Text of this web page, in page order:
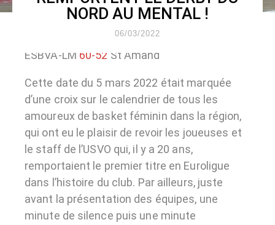
NORD AU MENTAL !
06/03/2022
ESBVA-LM 60-52 St Amand
Cette date du 5 mars 2022 était marquée
d’une croix sur le calendrier de tous les
amoureux de basket féminin dans la région,
qui ont eu le plaisir de revoir les joueuses et
le staff de l’USVO qui, il y a 20 ans,
remportaient le premier titre en Euroligue
dans l’histoire du club. Par ailleurs, juste
avant la présentation des équipes, une
minute de silence puis une minute